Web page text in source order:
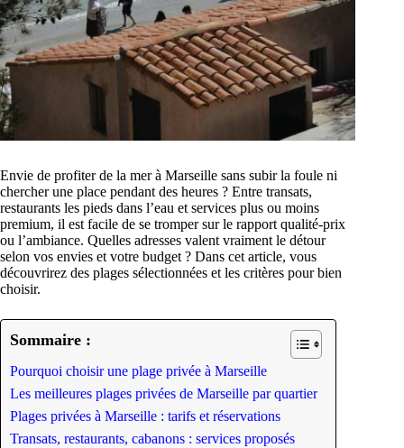
Envie de profiter de la mer à Marseille sans subir la foule ni
chercher une place pendant des heures ? Entre transats,
restaurants les pieds dans l’eau et services plus ou moins
premium, il est facile de se tromper sur le rapport qualité-prix
ou l’ambiance. Quelles adresses valent vraiment le détour
selon vos envies et votre budget ? Dans cet article, vous
découvrirez des plages sélectionnées et les critères pour bien
choisir.
Sommaire :
Pourquoi choisir une plage privée à Marseille
Les meilleures plages privées de Marseille par quartier
Plages privées à Marseille : tarifs et réservations
Transats, restaurants, cabanons : services proposés